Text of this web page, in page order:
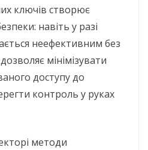
ключів створює
навіть у разі
неефективним без
мінімізувати
доступу до
контроль у руках
методи